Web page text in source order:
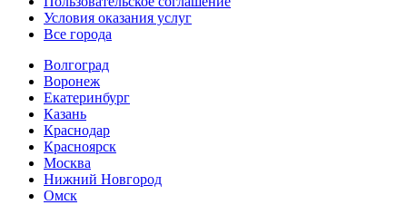
Условия оказания услуг
Все города
Волгоград
Воронеж
Екатеринбург
Казань
Краснодар
Красноярск
Москва
Нижний Новгород
Омск